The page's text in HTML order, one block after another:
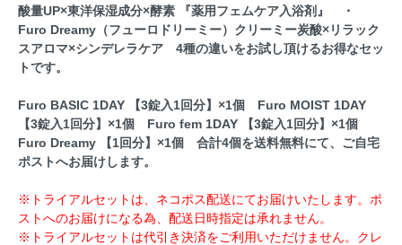
酸量UP×東洋保湿成分×酵素 『薬用フェムケア入浴剤』 ・
Furo Dreamy（フューロドリーミー）クリーミー炭酸×リラック
スアロマ×シンデレラケア 4種の違いをお試し頂けるお得なセッ
トです。
Furo BASIC 1DAY 【3錠入1回分】×1個 Furo MOIST 1DAY
【3錠入1回分】×1個 Furo fem 1DAY 【3錠入1回分】×1個
Furo Dreamy 【1回分】×1個 合計4個を送料無料にて、ご自宅
ポストへお届けします。
※トライアルセットは、ネコポス配送にてお届けいたします。ポ
ストへのお届けになる為、配送日時指定は承れません。
※トライアルセットは代引き決済をご利用いただけません。クレ